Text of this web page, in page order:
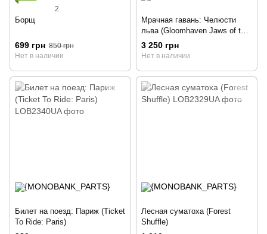
2
Борщ
699 грн 850 грн
Нет в наличии
Мрачная гавань: Челюсти
льва (Gloomhaven Jaws of the
Lion)
3 250 грн
Нет в наличии
Билет на поезд: Париж (Ticket
To Ride: Paris)
Лесная суматоха (Forest
Shuffle)